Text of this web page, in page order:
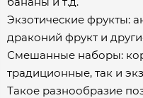
Экзотические фрукты:
драконий фрукт и
Смешанные наборы:
традиционные, так и
Такое разнообразие